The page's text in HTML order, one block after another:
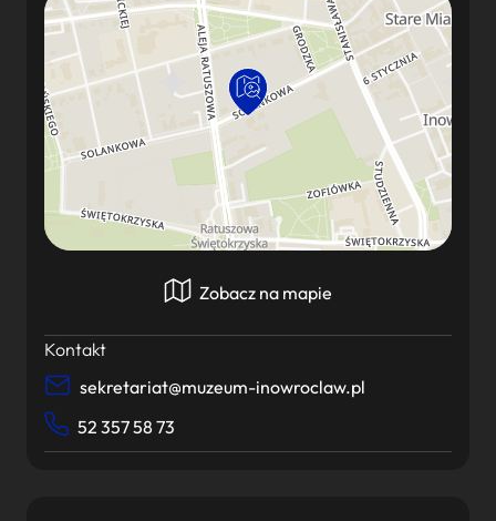
Zobacz na mapie
Kontakt
sekretariat@muzeum-inowroclaw.pl
52 357 58 73